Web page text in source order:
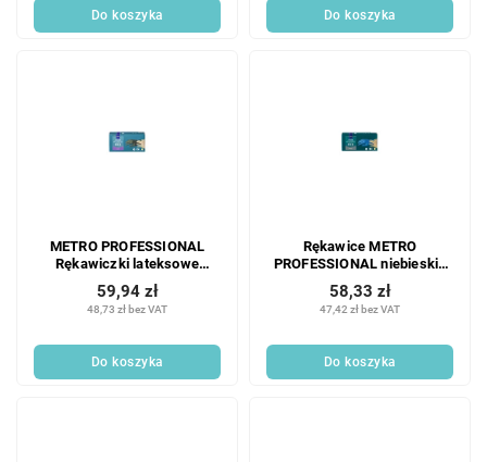
Do koszyka Do koszyka
METRO PROFESSIONAL
Rękawiczki lateksowe
bezpudrowe, czarne,
rozmiar M, 100 szt.
48,73 zł bez VAT
59,94 zł
Do koszyka
Rękawice METRO
PROFESSIONAL niebieskie
rozmiar L nitrylowe 100 szt.
47,42 zł bez VAT
58,33 zł
Do koszyka